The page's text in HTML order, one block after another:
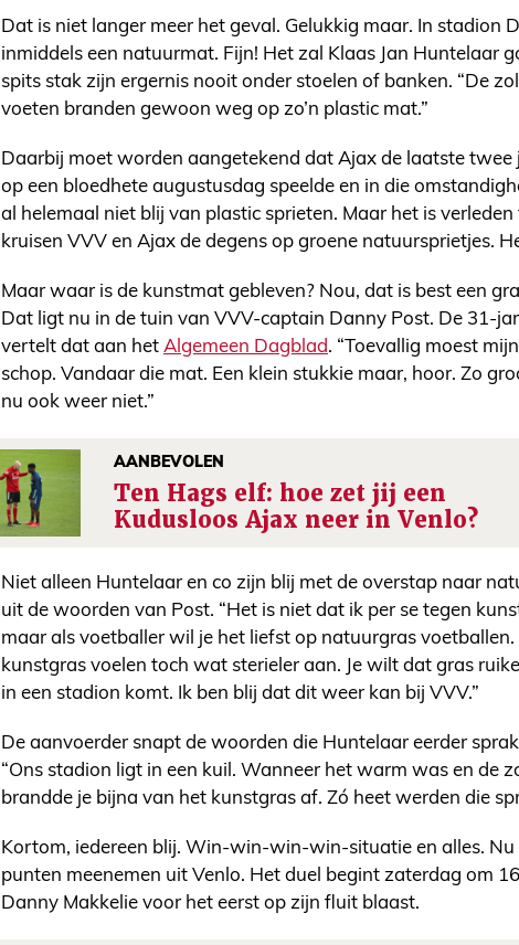
Dat is niet langer meer het geval. Gelukkig maar. In stadion
inmiddels een natuurmat. Fijn! Het zal Klaas Jan Huntelaar
spits stak zijn ergernis nooit onder stoelen of banken. “De
voeten branden gewoon weg op zo’n plastic mat.”
Daarbij moet worden aangetekend dat Ajax de laatste twee
op een bloedhete augustusdag speelde en in die
al helemaal niet blij van plastic sprieten. Maar het is
kruisen VVV en Ajax de degens op groene natuursprietjes.
Maar waar is de kunstmat gebleven? Nou, dat is best een
Dat ligt nu in de tuin van VVV-captain Danny Post. De 31-
vertelt dat aan het Algemeen Dagblad. “Toevallig moest
schop. Vandaar die mat. Een klein stukkie maar, hoor. Zo
nu ook weer niet.”
AANBEVOLEN
Ten Hags elf: hoe zet jij een
Kudusloos Ajax neer in Venlo?
Niet alleen Huntelaar en co zijn blij met de overstap naar
uit de woorden van Post. “Het is niet dat ik per se tegen
maar als voetballer wil je het liefst op natuurgras voetballen.
kunstgras voelen toch wat sterieler aan. Je wilt dat gras
in een stadion komt. Ik ben blij dat dit weer kan bij VVV.”
De aanvoerder snapt de woorden die Huntelaar eerder
“Ons stadion ligt in een kuil. Wanneer het warm was en de
brandde je bijna van het kunstgras af. Zó heet werden die
Kortom, iedereen blij. Win-win-win-win-situatie en alles. Nu
punten meenemen uit Venlo. Het duel begint zaterdag om
Danny Makkelie voor het eerst op zijn fluit blaast.